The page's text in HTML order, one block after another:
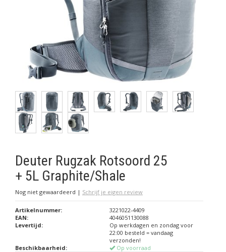
Deuter Rugzak Rotsoord 25
+ 5L Graphite/Shale
Nog niet gewaardeerd | Schrijf je eigen review
Artikelnummer:
3221022-4409
EAN:
4046051130088
Levertijd:
Op werkdagen en zondag voor
22:00 besteld = vandaag
verzonden!
Beschikbaarheid:
Op voorraad